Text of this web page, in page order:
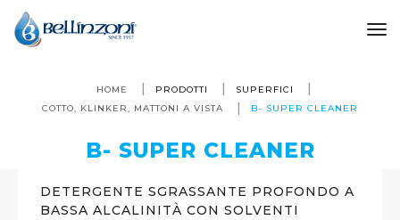
HOME PRODOTTI
SUPERFICI
COTTO, KLINKER, MATTONI A VISTA
B- SUPER CLEANER
B- SUPER CLEANER
DETERGENTE SGRASSANTE PROFONDO A
BASSA ALCALINITÀ CON SOLVENTI